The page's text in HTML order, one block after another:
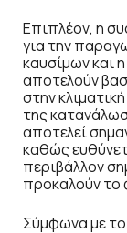
Επιπλέον, η
για την
καυσίμων και
αποτελούν
στην
της
αποτελεί
καθώς
περιβάλλον
προκαλούν το
Σύμφωνα με το